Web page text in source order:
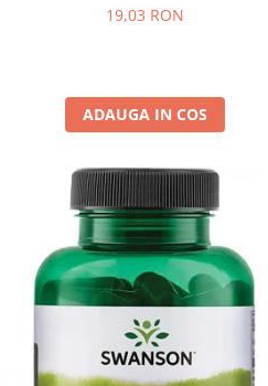
19,03 RON
ADAUGA IN COS